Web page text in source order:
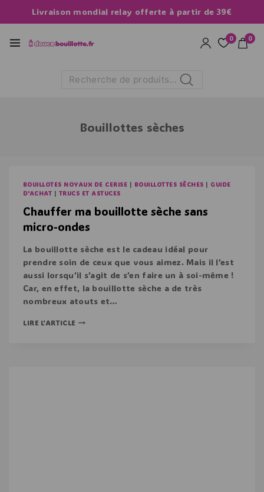
Livraison mondial relay offerte à partir de 39€
0 0
Recherche
Bouillottes sèches
BOUILLOTES NOYAUX DE CERISE | BOUILLOTTES SÈCHES | GUIDE
D'ACHAT | TRUCS ET ASTUCES
Chauffer ma bouillotte sèche sans
micro-ondes
La bouillotte sèche est le cadeau idéal pour
prendre soin de ceux que vous aimez. Mais il l’est
aussi lorsqu’il s’agit de s’en faire un à soi-même !
Car, en effet, la bouillotte sèche a de très
nombreux atouts et…
LIRE L'ARTICLE